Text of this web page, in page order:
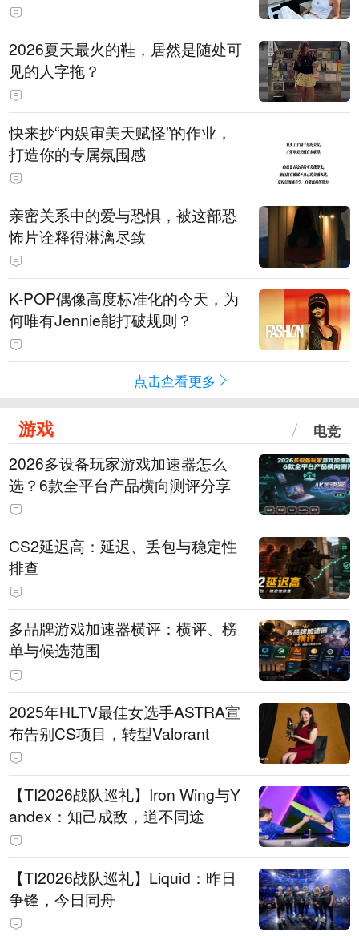
2026夏天最火的鞋，居然是随处可
见的人字拖？
快来抄“内娱审美天赋怪”的作业，
打造你的专属氛围感
亲密关系中的爱与恐惧，被这部恐
怖片诠释得淋漓尽致
K-POP偶像高度标准化的今天，为
何唯有Jennie能打破规则？
点击查看更多
游戏 电竞
2026多设备玩家游戏加速器怎么
选？6款全平台产品横向测评分享
CS2延迟高：延迟、丢包与稳定性
排查
多品牌游戏加速器横评：横评、榜
单与候选范围
2025年HLTV最佳女选手ASTRA宣
布告别CS项目，转型Valorant
【TI2026战队巡礼】Iron Wing与Y
andex：知己成敌，道不同途
【TI2026战队巡礼】Liquid：昨日
争锋，今日同舟